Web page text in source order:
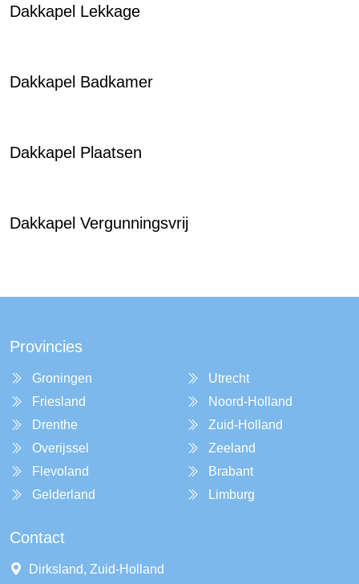
Dakkapel Lekkage
Dakkapel Badkamer
Dakkapel Plaatsen
Dakkapel Vergunningsvrij
Provincies
Groningen
Friesland
Drenthe
Overijssel
Flevoland
Gelderland
Utrecht
Noord-Holland
Zuid-Holland
Zeeland
Brabant
Limburg
Contact
Dirksland, Zuid-Holland